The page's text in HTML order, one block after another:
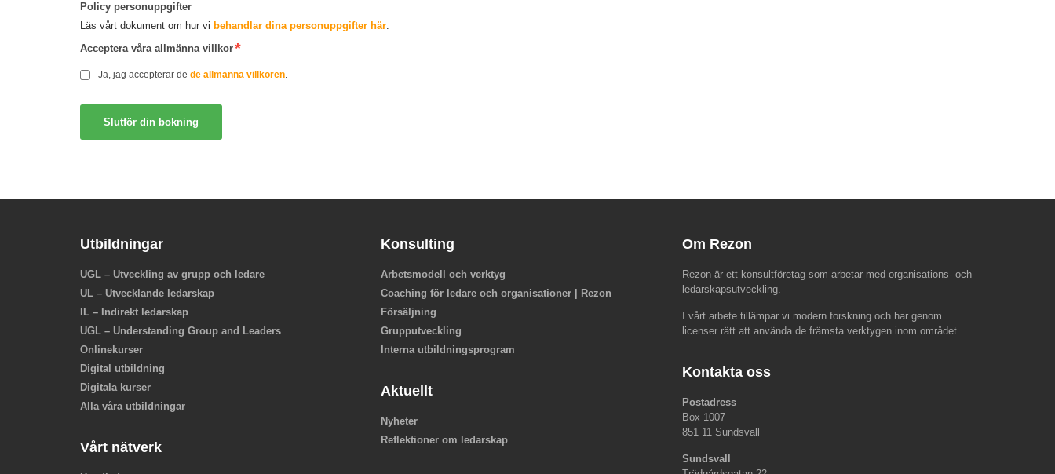
Policy personuppgifter
Läs vårt dokument om hur vi behandlar dina personuppgifter här.
Acceptera våra allmänna villkor
Ja, jag accepterar de de allmänna villkoren
Utbildningar
UGL – Utveckling av grupp och ledare
UL – Utvecklande ledarskap
IL – Indirekt ledarskap
UGL – Understanding Group and Leaders
Onlinekurser
Digital utbildning
Digitala kurser
Alla våra utbildningar
Vårt nätverk
Konsulting
Arbetsmodell och verktyg
Coaching för ledare och organisationer | Rezon
Försäljning
Grupputveckling
Interna utbildningsprogram
Aktuellt
Nyheter
Reflektioner om ledarskap
Om Rezon
Rezon är ett konsultföretag som arbetar med organisations- och
ledarskapsutveckling.
I vårt arbete tillämpar vi modern forskning och har genom
licenser rätt att använda de främsta verktygen inom området.
Kontakta oss
Postadress
Box 1007
851 11 Sundsvall
Sundsvall